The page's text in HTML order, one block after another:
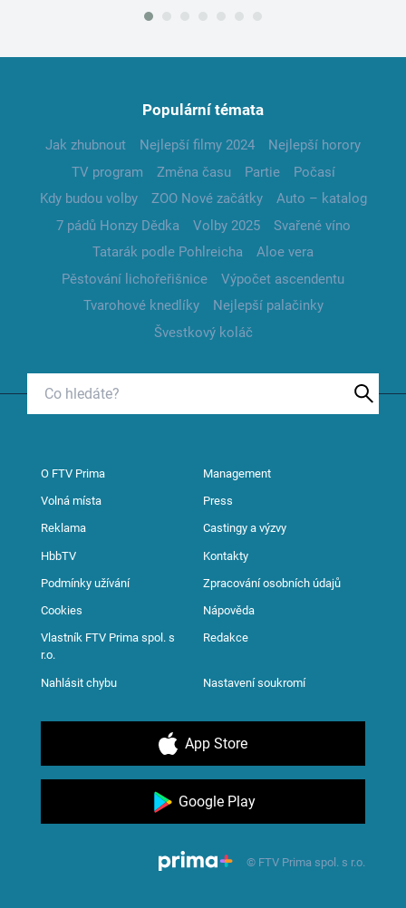
Populární témata
Jak zhubnout Nejlepší filmy 2024
Nejlepší horory
TV program
Změna času Partie
Počasí
Kdy budou volby
ZOO Nové začátky
Auto – katalog
7 pádů Honzy Dědka
Volby 2025
Svařené víno
Tatarák podle Pohlreicha
Aloe vera
Pěstování lichořeřišnice
Výpočet ascendentu
Tvarohové knedlíky
Nejlepší palačinky
Švestkový koláč
O FTV Prima Management
Volná místa Press
Reklama Castingy a výzvy
HbbTV Kontakty
Podmínky užívání Zpracování osobních údajů
Cookies Nápověda
Vlastník FTV Prima spol. s
r.o.
Redakce
Nahlásit chybu Nastavení soukromí
App Store
Google Play
© FTV Prima spol. s r.o.